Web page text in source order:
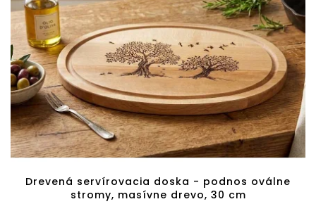
Drevená servírovacia doska - podnos oválne
stromy, masívne drevo, 30 cm